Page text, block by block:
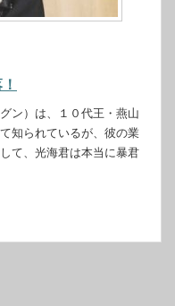
ン）は、１０代王・燕山
知られているが、彼の業
て、光海君は本当に暴君